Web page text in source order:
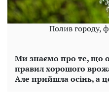
Полив городу,
Ми знаємо про те, що
правил хорошого
Але прийшла осінь, а